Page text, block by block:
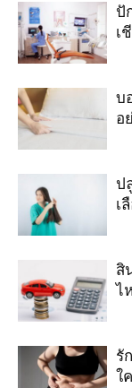
ปั
เ
บ
อ
ป
เ
สิ
ไ
รั
ใ